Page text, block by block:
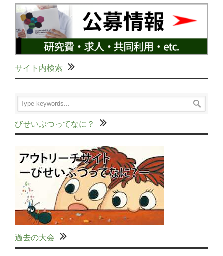
サイト内検索
びせいぶつってなに？
過去の大会